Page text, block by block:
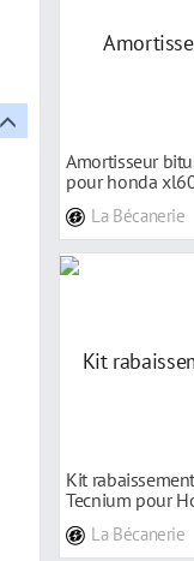
Amortisseur
pour honda
La Bécanerie
Kit
Tecnium pour
La Bécanerie